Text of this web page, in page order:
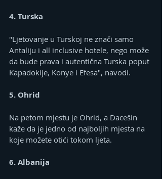
4. Turska
"Ljetovanje u Turskoj ne znači samo
Antaliju i all inclusive hotele, nego može
da bude prava i autentična Turska poput
Kapadokije, Konye i Efesa", navodi.
5. Ohrid
Na petom mjestu je Ohrid, a Dacešin
kaže da je jedno od najboljih mjesta na
koje možete otići tokom ljeta.
6. Albanija